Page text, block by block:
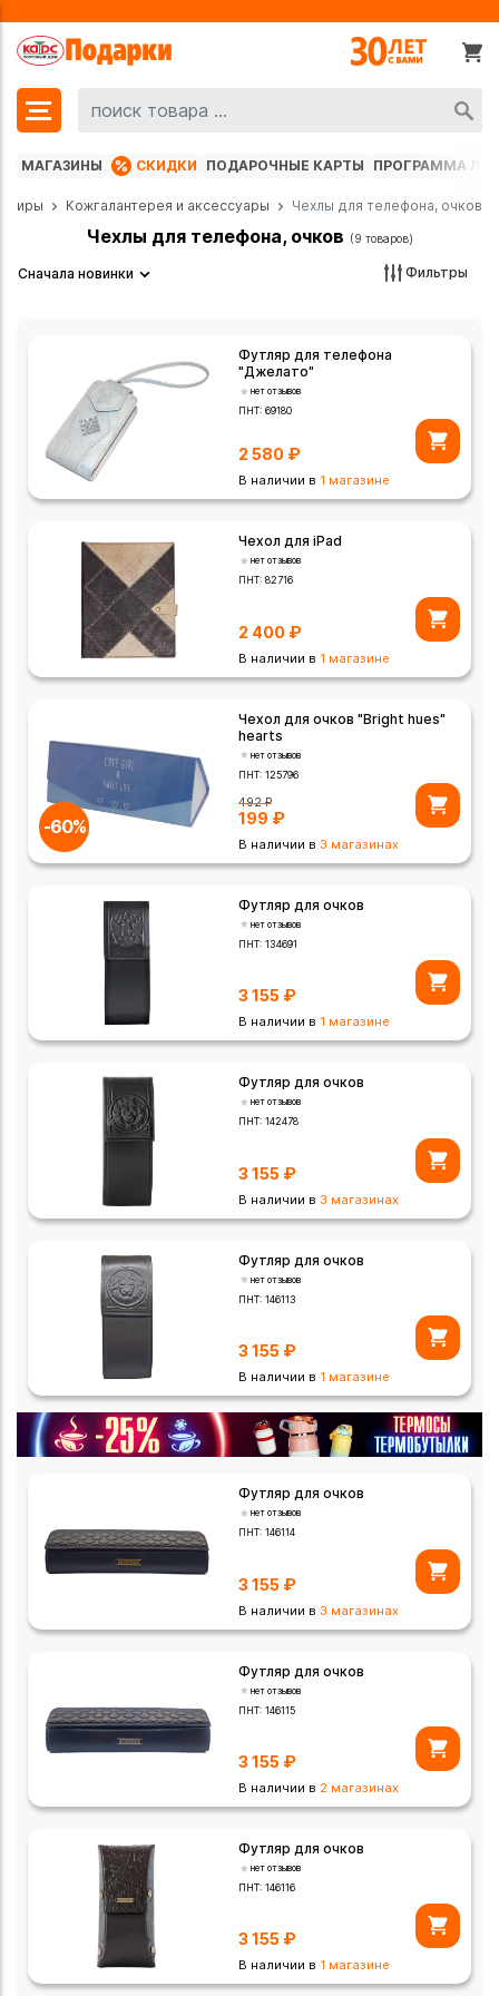
МАГАЗИНЫ СКИДКИ ПОДАРОЧНЫЕ КАРТЫ ПРОГРАММА
Кожгалантерея и аксессуары Чехлы для телефона, очков
Чехлы для телефона, очков (9 товаров)
Сначала новинки Фильтры
Футляр для телефона
"Джелато"
нет отзывов
ПНТ:69180
2 580 ₽
В наличии в 1 магазине
Чехол для iPad
нет отзывов
ПНТ:82716
2 400 ₽
В наличии в 1 магазине
-60%
Чехол для очков "Bright hues"
hearts
нет отзывов
ПНТ:125796
492₽
199 ₽
В наличии в 3 магазинах
Футляр для очков
нет отзывов
ПНТ:134691
3 155 ₽
В наличии в 1 магазине
Футляр для очков
нет отзывов
ПНТ:142478
3 155 ₽
В наличии в 3 магазинах
Футляр для очков
нет отзывов
ПНТ:146113
3 155 ₽
В наличии в 1 магазине
Футляр для очков
нет отзывов
ПНТ:146114
3 155 ₽
В наличии в 3 магазинах
Футляр для очков
нет отзывов
ПНТ:146115
3 155 ₽
В наличии в 2 магазинах
Футляр для очков
нет отзывов
ПНТ:146116
3 155 ₽
В наличии в 1 магазине